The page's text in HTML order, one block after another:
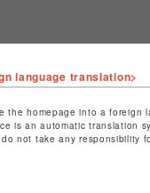
language translation>
the homepage into a foreign
is an automatic translation
not take any responsibility